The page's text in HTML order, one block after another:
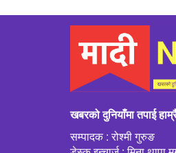
खबरको दुनियाँमा तपाई
सम्पादक : रोश्मी गुरुङ